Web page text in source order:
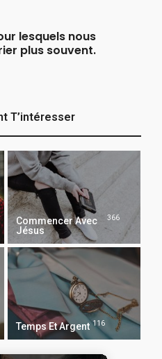
lesquels nous
plus souvent.
T’intéresser
Commencer Avec
Jésus
366
Temps Et Argent 116